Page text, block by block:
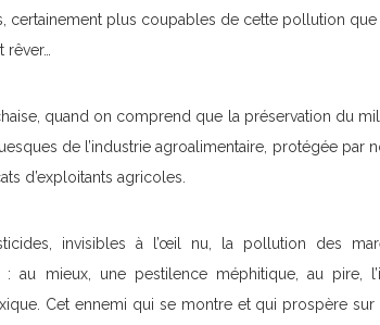
certainement plus coupables de cette pollution
rêver…
quand on comprend que la préservation du
de l’industrie agroalimentaire, protégée par
d’exploitants agricoles.
invisibles à l’œil nu, la pollution des
: au mieux, une pestilence méphitique, au pire,
Cet ennemi qui se montre et qui prospère